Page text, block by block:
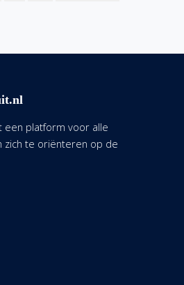
een platform voor alle
zich te oriënteren op de